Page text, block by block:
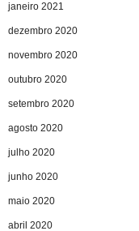
janeiro 2021
dezembro 2020
novembro 2020
outubro 2020
setembro 2020
agosto 2020
julho 2020
junho 2020
maio 2020
abril 2020